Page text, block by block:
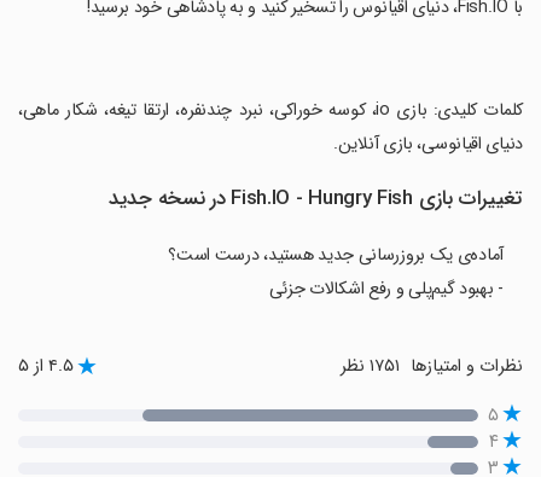
‏با Fish.IO، دنیای اقیانوس را تسخیر کنید و به پادشاهی خود برسید!
‏کلمات کلیدی: بازی io، کوسه خوراکی، نبرد چندنفره، ارتقا تیغه، شکار ماهی،
دنیای اقیانوسی، بازی آنلاین.
تغییرات بازی Fish.IO - Hungry Fish در نسخه جدید
آماده‌ی یک بروزرسانی جدید هستید، درست است؟
- بهبود گیم‌پلی و رفع اشکالات جزئی
نظرات و امتیازها ۴.۵ از ۵
۵
۴
۳